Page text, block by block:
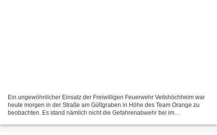
Ein ungewöhnlicher Einsatz der Freiwilligen Feuerwehr Veitshöchheim war
heute morgen in der Straße am Güßgraben in Höhe des Team Orange zu
beobachten. Es stand nämlich nicht die Gefahrenabwehr bei im